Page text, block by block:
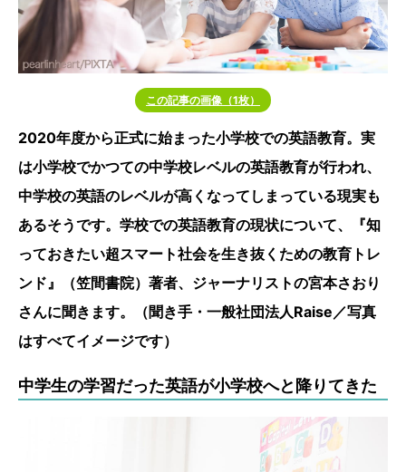
この記事の画像（1枚）
2020年度から正式に始まった小学校での英語教育。実
は小学校でかつての中学校レベルの英語教育が行われ、
中学校の英語のレベルが高くなってしまっている現実も
あるそうです。学校での英語教育の現状について、『知
っておきたい超スマート社会を生き抜くための教育トレ
ンド』（笠間書院）著者、ジャーナリストの宮本さおり
さんに聞きます。（聞き手・一般社団法人Raise／写真
はすべてイメージです）
中学生の学習だった英語が小学校へと降りてきた